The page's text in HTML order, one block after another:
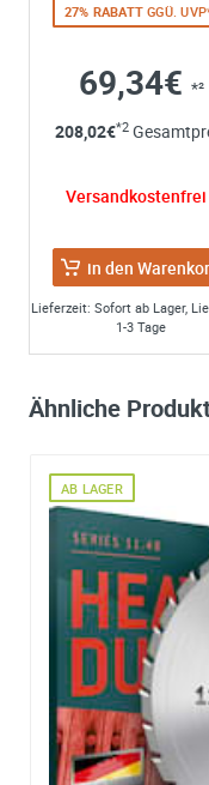
27% RABATT GGÜ.
69,34€ *²
208,02€*2
Versandkostenfrei
in den
Lieferzeit: Sofort ab Lager,
1-3 Tage
Ähnliche
AB LAGER